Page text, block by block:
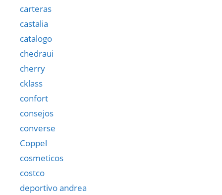
carteras
castalia
catalogo
chedraui
cherry
cklass
confort
consejos
converse
Coppel
cosmeticos
costco
deportivo andrea